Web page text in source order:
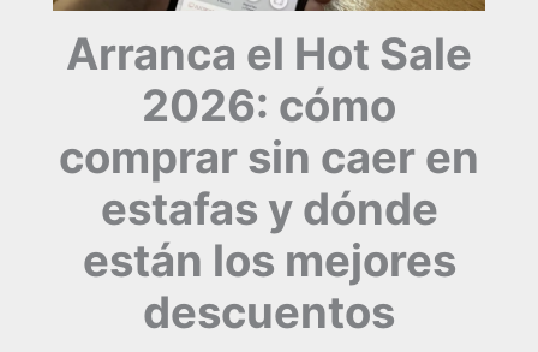
Arranca el Hot Sale
2026: cómo
comprar sin caer en
estafas y dónde
están los mejores
descuentos